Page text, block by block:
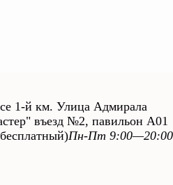
1-й км. Улица Адмирала
въезд №2, павильон А01
Пн-Пт